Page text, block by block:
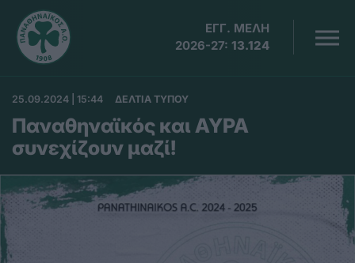
ΕΓΓ. ΜΕΛΗ
2026-27: 13.124
25.09.2024 | 15:44 ΔΕΛΤΙΑ ΤΥΠΟΥ
Παναθηναϊκός και ΑΥΡΑ
συνεχίζουν μαζί!